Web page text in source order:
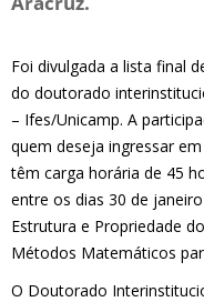
Foi divulgada a lista final
do doutorado
– Ifes/Unicamp. A
quem deseja ingressar
têm carga horária de 45
entre os dias 30 de
Estrutura e Propriedade
Métodos Matemáticos
O Doutorado